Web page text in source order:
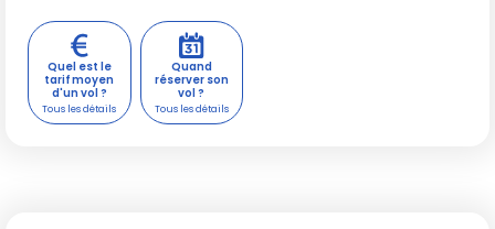
Quel est le
tarif moyen
d'un vol ?
Quand
réserver son
vol ?